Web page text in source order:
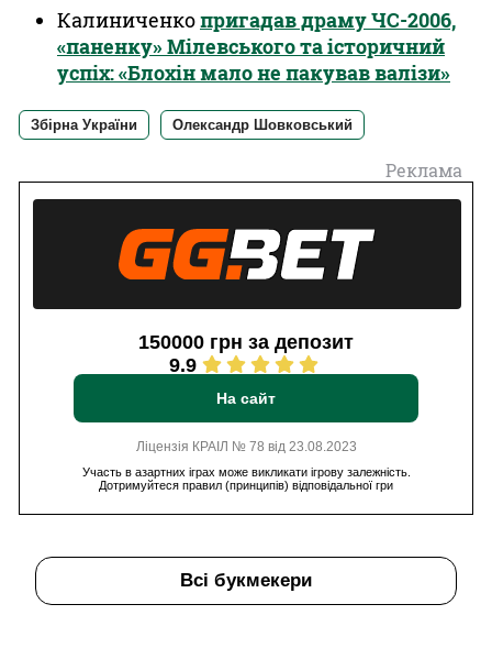
Калиниченкопригадав драму ЧС-2006,
«паненку» Мілевського та історичний
успіх: «Блохін мало не пакував валізи»
Збірна України Олександр Шовковський
Реклама
150000 грн за депозит
9.9
На сайт
Ліцензія КРАІЛ № 78 від 23.08.2023
Участь в азартних іграх може викликати ігрову залежність.
Дотримуйтеся правил (принципів) відповідальної гри
Всі букмекери